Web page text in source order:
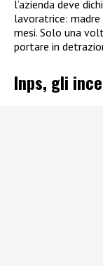
l’azienda deve
lavoratrice:
mesi. Solo una
portare in
Inps, gli